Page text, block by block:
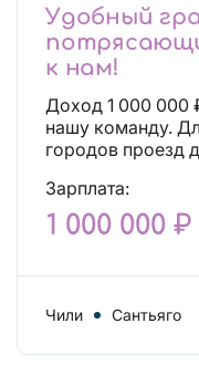
Удобный
к нам!
Доход 1 000 000 ₽ Приглашаем
нашу команду. Для девушек из других
городов проезд
Зарплата:
1 000 000 ₽
Чили Сантьяго